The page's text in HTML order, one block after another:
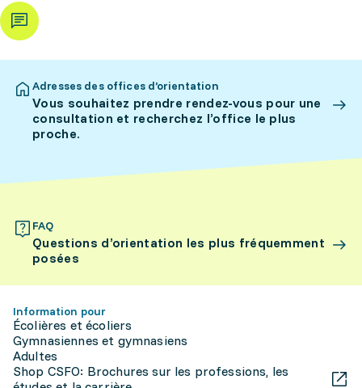
Adresses des offices d’orientation
Vous souhaitez prendre rendez-vous pour une
consultation et recherchez l’office le plus
proche.
FAQ
Questions d’orientation les plus fréquemment
posées
Information pour
Écolières et écoliers
Gymnasiennes et gymnasiens
Adultes
Shop CSFO: Brochures sur les professions, les